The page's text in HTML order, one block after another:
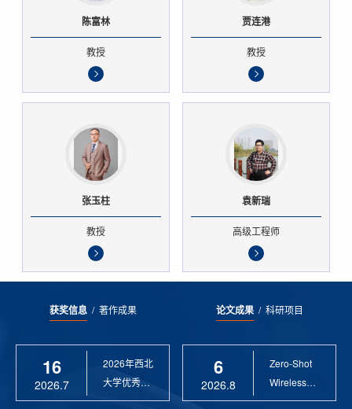
陈富林
教授
贾连港
教授
张玉柱
教授
袁新瑞
高级工程师
获奖信息/ 著作成果
16
2026.7
2026年西北
大学优秀硕
士论文指导
论文成果/ 科研项目
6
2026.8
Zero-Shot
Wireless
Sensor